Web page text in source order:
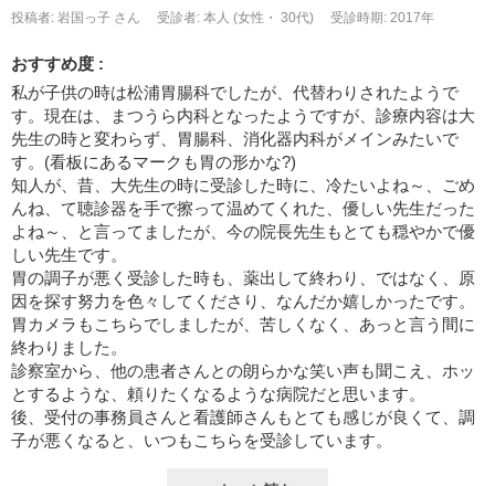
投稿者: 岩国っ子 さん
受診者: 本人 (女性・ 30代) 受診時期: 2017年
おすすめ度 :
私が子供の時は松浦胃腸科でしたが、代替わりされたようで
す。現在は、まつうら内科となったようですが、診療内容は大
先生の時と変わらず、胃腸科、消化器内科がメインみたいで
す。(看板にあるマークも胃の形かな?)
知人が、昔、大先生の時に受診した時に、冷たいよね～、ごめ
んね、て聴診器を手で擦って温めてくれた、優しい先生だった
よね～、と言ってましたが、今の院長先生もとても穏やかで優
しい先生です。
胃の調子が悪く受診した時も、薬出して終わり、ではなく、原
因を探す努力を色々してくださり、なんだか嬉しかったです。
胃カメラもこちらでしましたが、苦しくなく、あっと言う間に
終わりました。
診察室から、他の患者さんとの朗らかな笑い声も聞こえ、ホッ
とするような、頼りたくなるような病院だと思います。
後、受付の事務員さんと看護師さんもとても感じが良くて、調
子が悪くなると、いつもこちらを受診しています。